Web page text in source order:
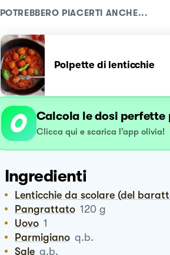
POTREBBERO PIACERTI ANCHE...
Polpette di lenticchie
Calcola le dosi perfette
Clicca qui e scarica l’app olivia!
Ingredienti
Lenticchie da scolare (del
Pangrattato 120 g
Uovo 1
Parmigiano q.b.
Sale q.b.